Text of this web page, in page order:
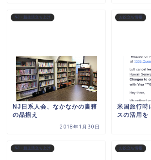
NJ・新生活立ち上げ
NJ日系人会、なかなかの書籍
の品揃え
2018年1月30日
お役立ち情報
米国旅行時
スの活用を
NJ・新生活立ち上げ お役立ち情報